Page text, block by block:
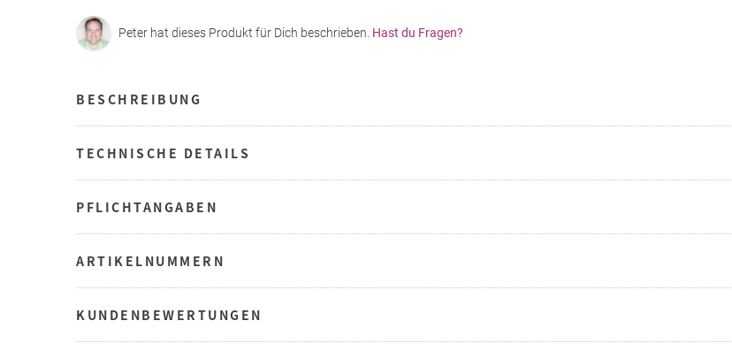
Peter hat dieses Produkt für Dich beschrieben. Hast du Fragen?
BESCHREIBUNG
TECHNISCHE DETAILS
PFLICHTANGABEN
ARTIKELNUMMERN
KUNDENBEWERTUNGEN